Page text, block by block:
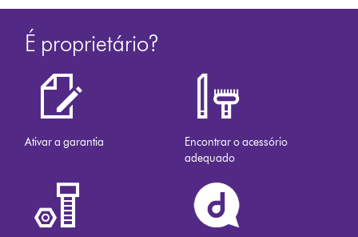
em
É proprietário?
Ativar a garantia
Encontrar o acessório
adequado